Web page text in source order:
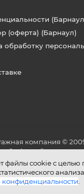
файлы cookie с
конфиденциальности
(оферта) (Барнаул)
обработку
компания ©
офертой,